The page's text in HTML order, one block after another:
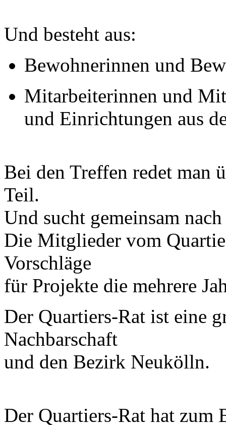
Und besteht aus:
Bewohnerinnen und
Mitarbeiterinnen und
und Einrichtungen aus
Bei den Treffen redet man
Teil.
Und sucht gemeinsam
Die Mitglieder vom
Vorschläge
für Projekte die mehrere
Der Quartiers-Rat ist eine
Nachbarschaft
und den Bezirk Neukölln.
Der Quartiers-Rat hat zum